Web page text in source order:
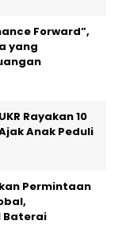
Forward”,
yang
Rayakan 10
Anak Peduli
Permintaan
Baterai